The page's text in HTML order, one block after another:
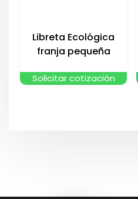
Libreta Ecológica
franja pequeña
Solicitar cotización